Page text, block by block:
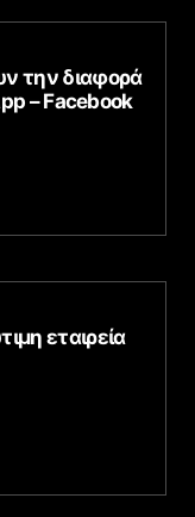
την διαφορά
– Facebook
εταιρεία